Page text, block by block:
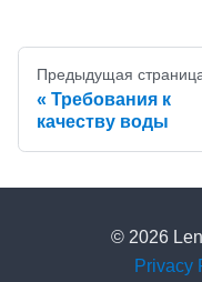
Предыдущая
Требования к
качеству воды
© 2026
Privacy